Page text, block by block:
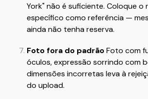
York" não é suficiente. Coloque o
específico como referência —
ainda não tenha reserva.
Foto fora do padrãoFoto com
óculos, expressão sorrindo com
dimensões incorretas leva à
do upload.